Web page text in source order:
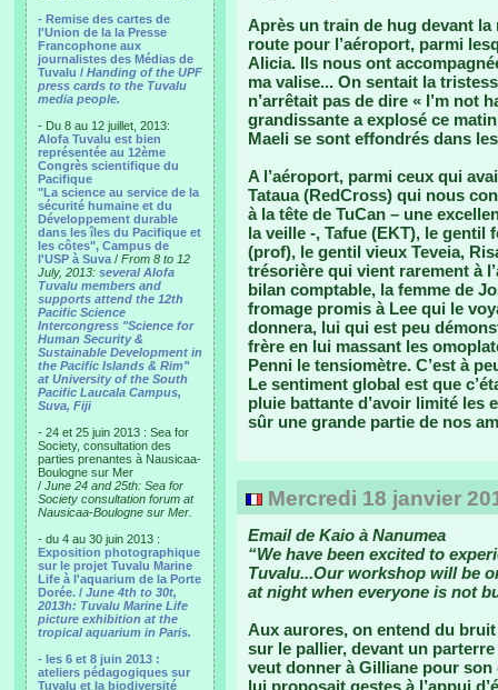
- Remise des cartes de
l'Union de la la Presse
Francophone aux
journalistes des Médias de
Tuvalu / Handing of the UPF
press cards to the Tuvalu
media people.
- Du 8 au 12 juillet, 2013:
Alofa Tuvalu est bien
représentée au 12ème
Congrès scientifique du
Pacifique
"La science au service de la
sécurité humaine et du
Développement durable
dans les îles du Pacifique et
les côtes", Campus de
l'USP à Suva / From 8 to 12
July, 2013: several Alofa
Tuvalu members and
supports attend the 12th
Pacific Science
Intercongress "Science for
Human Security &
Sustainable Development in
the Pacific Islands & Rim"
at University of the South
Pacific Laucala Campus,
Suva, Fiji
- 24 et 25 juin 2013 : Sea for
Society, consultation des
parties prenantes à Nausicaa-
Boulogne sur Mer
/ June 24 and 25th: Sea for
Society consultation forum at
Nausicaa-Boulogne sur Mer.
- du 4 au 30 juin 2013 :
Exposition photographique
sur le projet Tuvalu Marine
Life à l'aquarium de la Porte
Dorée. / June 4th to 30t,
2013h: Tuvalu Marine Life
picture exhibition at the
tropical aquarium in Paris.
- les 6 et 8 juin 2013 :
ateliers pédagogiques sur
Tuvalu et la biodiversité
Après un train de hug devant la
route pour l’aéroport, parmi
Alicia. Ils nous ont
ma valise... On sentait la
n’arrêtait pas de dire « I’m not
grandissante a explosé ce
Maeli se sont effondrés dans
A l’aéroport, parmi ceux qui
Tataua (RedCross) qui nous
à la tête de TuCan – une
la veille -, Tafue (EKT), le
(prof), le gentil vieux Teveia,
trésorière qui vient rarement à
bilan comptable, la femme de
fromage promis à Lee qui le
donnera, lui qui est peu
frère en lui massant les
Penni le tensiomètre. C’est à
Le sentiment global est que
pluie battante d’avoir limité
sûr une grande partie de nos
Mercredi 18 janvier
Email de Kaio à Nanumea
“We have been excited to
Tuvalu...Our workshop will be
at night when everyone is not
Aux aurores, on entend du
sur le pallier, devant un
veut donner à Gilliane pour
lui proposait gestes à l’appui